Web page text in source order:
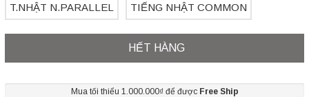
T.NHẬT N.PARALLEL TIẾNG NHẬT COMMON
HẾT HÀNG
Mua tối thiểu 1.000.000₫ để được Free Ship